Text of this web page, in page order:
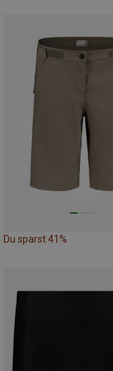
Du sparst 41%